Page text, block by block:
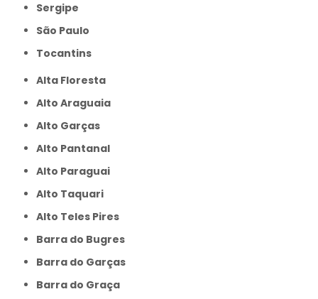
Sergipe
São Paulo
Tocantins
Alta Floresta
Alto Araguaia
Alto Garças
Alto Pantanal
Alto Paraguai
Alto Taquari
Alto Teles Pires
Barra do Bugres
Barra do Garças
Barra do Graça